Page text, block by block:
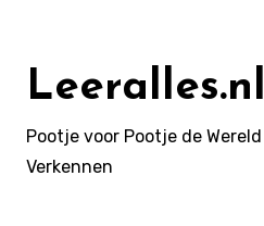
inhoudLeeralles.nl
Pootje voor Pootje de Wereld
Verkennen